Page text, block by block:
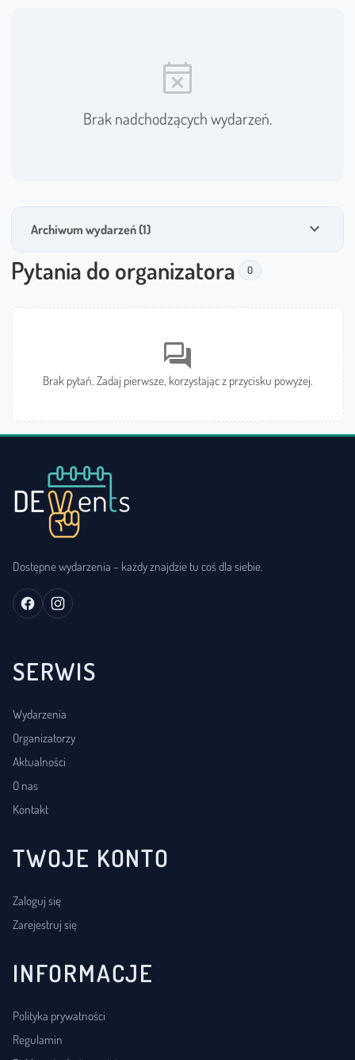
event_busy
Brak nadchodzących wydarzeń.
Archiwum wydarzeń (1) expand_more
Pytania do organizatora 0
forum
Brak pytań. Zadaj pierwsze, korzystając z przycisku powyżej.
Dostępne wydarzenia – każdy znajdzie tu coś dla siebie.
SERWIS
Wydarzenia
Organizatorzy
Aktualności
O nas
Kontakt
TWOJE KONTO
Zaloguj się
Zarejestruj się
INFORMACJE
Polityka prywatności
Regulamin